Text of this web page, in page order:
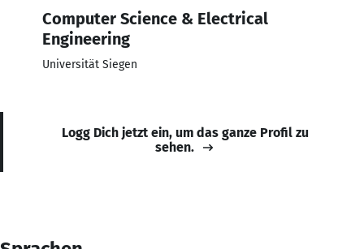
Computer Science & Electrical
Engineering
Universität Siegen
Logg Dich jetzt ein, um das ganze Profil zu
sehen.